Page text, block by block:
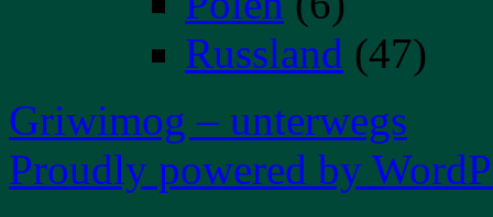
Russland (47)
Griwimog – unterwegs
Proudly powered by